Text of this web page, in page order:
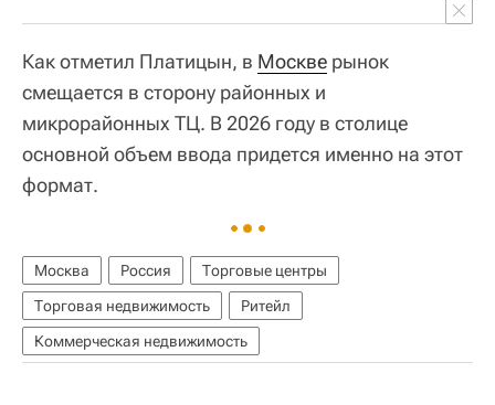
Как отметил Платицын, в Москве рынок
смещается в сторону районных и
микрорайонных ТЦ. В 2026 году в столице
основной объем ввода придется именно на этот
формат.
Москва Россия
Торговые центры
Торговая недвижимость
Ритейл
Коммерческая недвижимость